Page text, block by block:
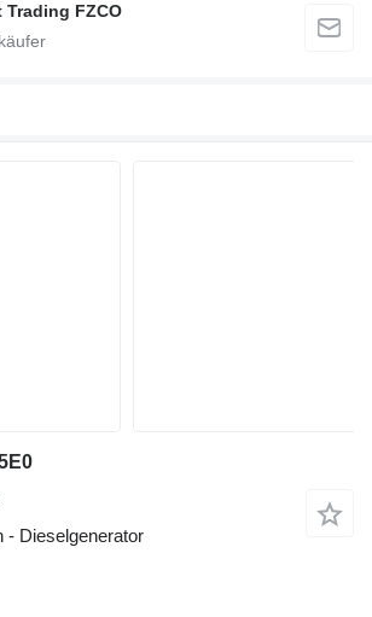
FZCO
- Dieselgenerator